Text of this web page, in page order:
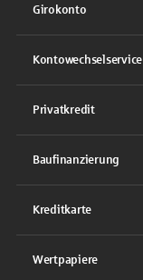
Girokonto
Kontowechselservice
Privatkredit
Baufinanzierung
Kreditkarte
Wertpapiere